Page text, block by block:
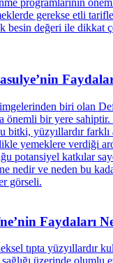
Faydaları